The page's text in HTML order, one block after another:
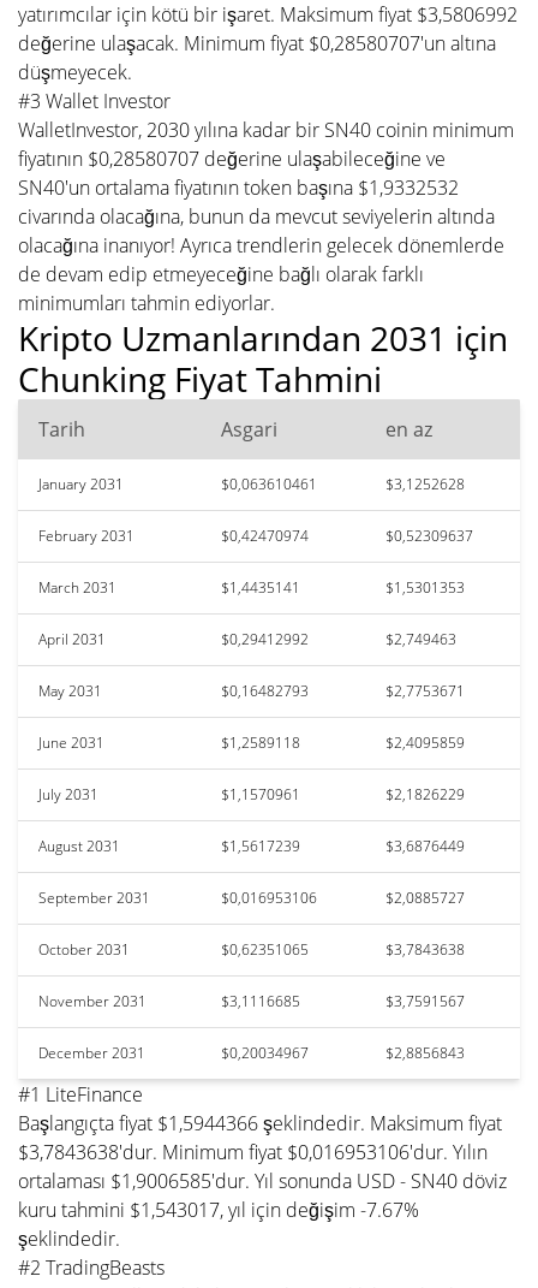
yatırımcılar için kötü bir işaret. Maksimum fiyat $3,5806992
değerine ulaşacak. Minimum fiyat $0,28580707'un altına
düşmeyecek.
#3 Wallet Investor
WalletInvestor, 2030 yılına kadar bir SN40 coinin minimum
fiyatının $0,28580707 değerine ulaşabileceğine ve
SN40'un ortalama fiyatının token başına $1,9332532
civarında olacağına, bunun da mevcut seviyelerin altında
olacağına inanıyor! Ayrıca trendlerin gelecek dönemlerde
de devam edip etmeyeceğine bağlı olarak farklı
minimumları tahmin ediyorlar.
Kripto Uzmanlarından 2031 için
Chunking Fiyat Tahmini
Tarih Asgari en az
January 2031 $0,063610461 $3,1252628
February 2031 $0,42470974 $0,52309637
March 2031 $1,4435141 $1,5301353
April 2031 $0,29412992 $2,749463
May 2031 $0,16482793 $2,7753671
June 2031 $1,2589118 $2,4095859
July 2031 $1,1570961 $2,1826229
August 2031 $1,5617239 $3,6876449
September 2031 $0,016953106 $2,0885727
October 2031 $0,62351065 $3,7843638
November 2031 $3,1116685 $3,7591567
December 2031 $0,20034967 $2,8856843
#1 LiteFinance
Başlangıçta fiyat $1,5944366 şeklindedir. Maksimum fiyat
$3,7843638'dur. Minimum fiyat $0,016953106'dur. Yılın
ortalaması $1,9006585'dur. Yıl sonunda USD - SN40 döviz
kuru tahmini $1,543017, yıl için değişim -7.67%
şeklindedir.
#2 TradingBeasts